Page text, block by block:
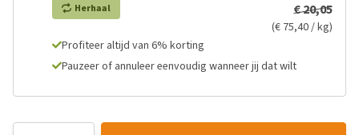
Herhaal € 20,05
(€ 75,40 / kg)
Profiteer altijd van 6% korting
Pauzeer of annuleer eenvoudig wanneer jij dat wilt